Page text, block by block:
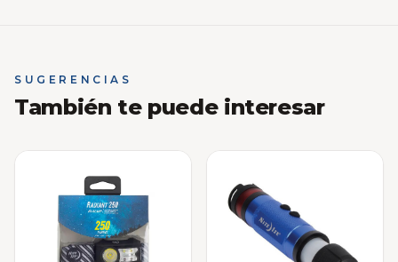
SUGERENCIAS
También te puede interesar